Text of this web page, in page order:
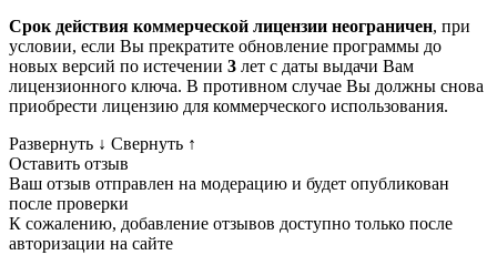
Срок действия коммерческой лицензии неограничен, при
условии, если Вы прекратите обновление программы до
новых версий по истечении 3 лет с даты выдачи Вам
лицензионного ключа. В противном случае Вы должны снова
приобрести лицензию для коммерческого использования.
Развернуть ↓ Свернуть ↑
Оставить отзыв
Ваш отзыв отправлен на модерацию и будет опубликован
после проверки
К сожалению, добавление отзывов доступно только после
авторизации на сайте